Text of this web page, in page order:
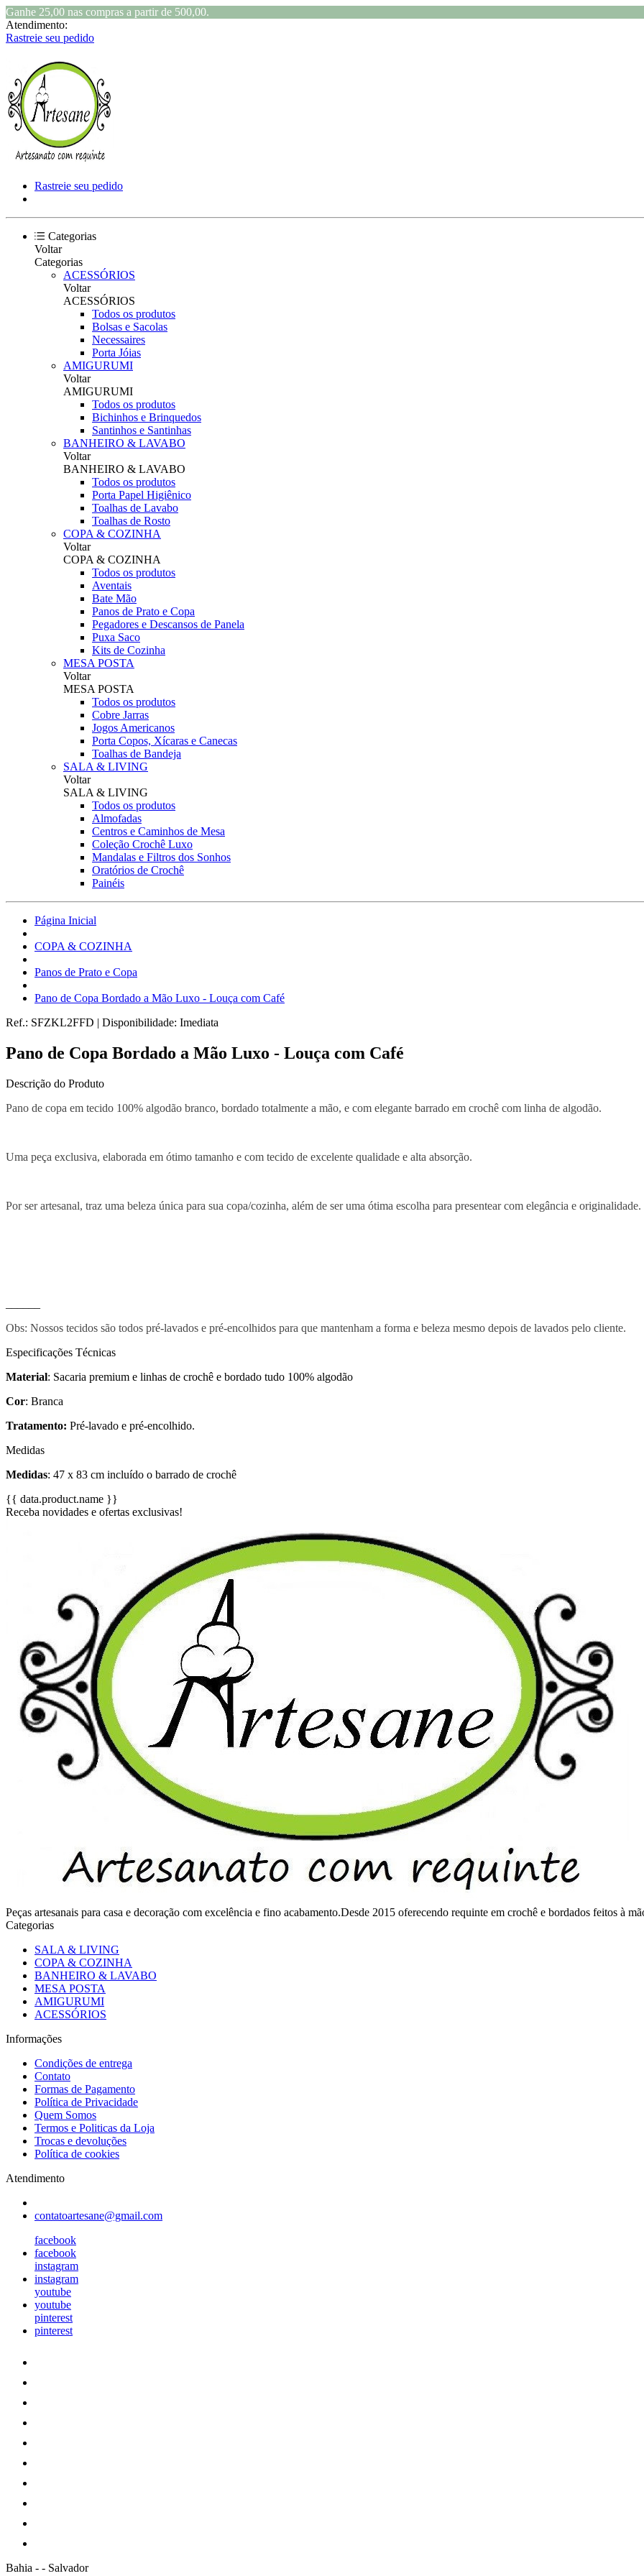
Ganhe 25,00 nas compras a partir de 500,00.
Atendimento:
Rastreie seu pedido
Rastreie seu pedido
Categorias
Voltar
Categorias
ACESSÓRIOS
Voltar
ACESSÓRIOS
Todos os produtos
Bolsas e Sacolas
Necessaires
Porta Jóias
AMIGURUMI
Voltar
AMIGURUMI
Todos os produtos
Bichinhos e Brinquedos
Santinhos e Santinhas
BANHEIRO & LAVABO
Voltar
BANHEIRO & LAVABO
Todos os produtos
Porta Papel Higiênico
Toalhas de Lavabo
Toalhas de Rosto
COPA & COZINHA
Voltar
COPA & COZINHA
Todos os produtos
Aventais
Bate Mão
Panos de Prato e Copa
Pegadores e Descansos de Panela
Puxa Saco
Kits de Cozinha
MESA POSTA
Voltar
MESA POSTA
Todos os produtos
Cobre Jarras
Jogos Americanos
Porta Copos, Xícaras e Canecas
Toalhas de Bandeja
SALA & LIVING
Voltar
SALA & LIVING
Todos os produtos
Almofadas
Centros e Caminhos de Mesa
Coleção Crochê Luxo
Mandalas e Filtros dos Sonhos
Oratórios de Crochê
Painéis
Página Inicial
COPA & COZINHA
Panos de Prato e Copa
Pano de Copa Bordado a Mão Luxo - Louça com Café
Ref.: SFZKL2FFD | Disponibilidade: Imediata
Pano de Copa Bordado a Mão Luxo - Louça com Café
Descrição do Produto
Pano de copa em tecido 100% algodão branco, bordado totalmente a mão, e com elegante barrado em crochê com linha de algodão.
Uma peça exclusiva, elaborada em ótimo tamanho e com tecido de excelente qualidade e alta absorção.
Por ser artesanal, traz uma beleza única para sua copa/cozinha, além de ser uma ótima escolha para presentear com elegância e originalidade.
Obs: Nossos tecidos são todos pré-lavados e pré-encolhidos para que mantenham a forma e beleza mesmo depois de lavados pelo cliente.
Especificações Técnicas
Material: Sacaria premium e linhas de crochê e bordado tudo 100% algodão
Cor: Branca
Tratamento: Pré-lavado e pré-encolhido.
Medidas
Medidas: 47 x 83 cm incluído o barrado de crochê
{{ data.product.name }}
Receba novidades e ofertas exclusivas!
Peças artesanais para casa e decoração com excelência e fino acabamento.Desde 2015 oferecendo requinte em crochê e bordados feitos à
Categorias
SALA & LIVING
COPA & COZINHA
BANHEIRO & LAVABO
MESA POSTA
AMIGURUMI
ACESSÓRIOS
Informações
Condições de entrega
Contato
Formas de Pagamento
Política de Privacidade
Quem Somos
Termos e Politicas da Loja
Trocas e devoluções
Política de cookies
Atendimento
contatoartesane@gmail.com
facebook
facebook
instagram
instagram
youtube
youtube
pinterest
pinterest
Bahia - - Salvador